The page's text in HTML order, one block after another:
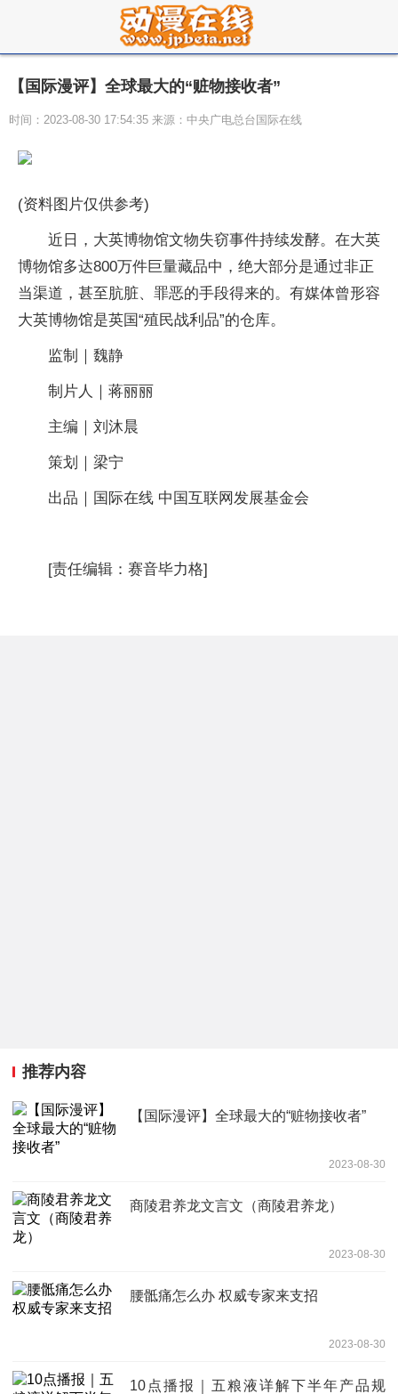
【国际漫评】全球最大的“赃物接收者”
时间：2023-08-30 17:54:35 来源：中央广电总台国际在线
(资料图片仅供参考)
近日，大英博物馆文物失窃事件持续发酵。在大英
博物馆多达800万件巨量藏品中，绝大部分是通过非正
当渠道，甚至肮脏、罪恶的手段得来的。有媒体曾形容
大英博物馆是英国“殖民战利品”的仓库。
监制｜魏静
制片人｜蒋丽丽
主编｜刘沐晨
策划｜梁宁
出品｜国际在线 中国互联网发展基金会
[责任编辑：赛音毕力格]
推荐内容
【国际漫评】全球最大的“赃物接收者”
2023-08-30
商陵君养龙文言文（商陵君养龙）
2023-08-30
腰骶痛怎么办 权威专家来支招
2023-08-30
10点播报｜五粮液详解下半年产品规